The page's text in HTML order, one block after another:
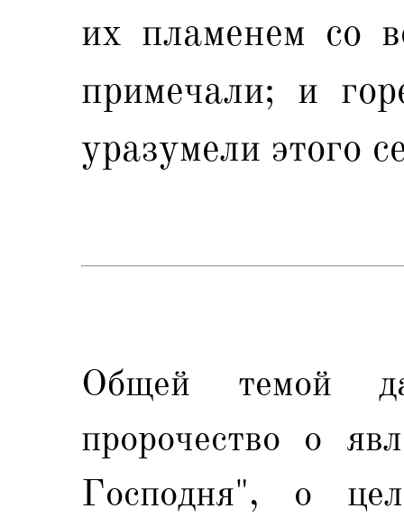
их пламенем со
примечали; и
уразумели этого
Общей темой
пророчество о
Господня", о